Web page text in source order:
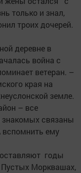
только и знал,
троих дочерей.
деревне в
война с
ветеран. –
края на
земле.
– все
знакомых связаны
вспомнить ему
годы
Морквашах,